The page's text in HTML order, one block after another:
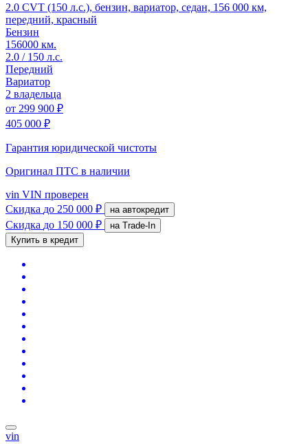
2.0 CVT (150 л.с.), бензин, вариатор, седан, 156 000 км,
передний, красный
Бензин
156000 км.
2.0 / 150 л.с.
Передний
Вариатор
2 владельца
от 299 900 ₽
405 000 ₽
Гарантия юридической чистоты
Оригинал ПТС в наличии
vin VIN проверен
Скидка до 250 000 ₽ на автокредит
Скидка до 150 000 ₽
на Trade-In
Купить в кредит
vin